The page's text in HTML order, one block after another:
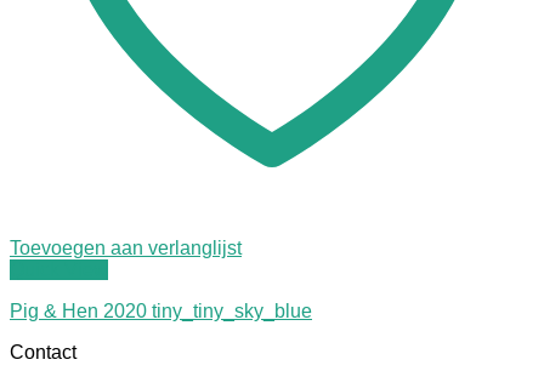
Toevoegen aan verlanglijst
Pig & Hen 2020 tiny_tiny_sky_blue
Contact